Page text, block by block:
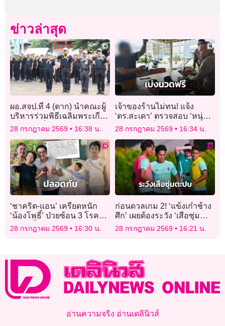
ข่าวล่าสุด
ผอ.สจป.ที่ 4 (ตาก) นำคณะผู้
บริหารร่วมพิธีเฉลิมพระเกีย
รติฯ -บำเพ็ญ
สาธารณประโยชน์ ปลูก
ต้นไม้
28 กรกฎาคม 2569 16:38 น.
เจ้าของร้านไม่ทน! แจ้ง
‘ตร.สะเดา’ ตรวจสอบ ‘หนุ่ม
ใหญ่’ อ้างเป็น ‘พล.ต.อ.’ เบ่ง
ไม่จ่ายค่านวดน้ำมัน
28 กรกฎาคม 2569 16:34 น.
‘ชาคริต-แอน’ เครียดหนัก
‘น้องโพธิ์’ ป่วยซ้อน 3 โรค
แพทย์ชี้เคสหายากไม่ถึง 5%!
28 กรกฎาคม 2569 16:30 น.
ก่อนดวลเกม 2! ‘แข้งเก๋าช้าง
ศึก’ เผยต้องระวัง ‘เสือซุ่ม
ตะปบ’
28 กรกฎาคม 2569 16:21 น.
อ่านความจริง อ่านเดลินิวส์